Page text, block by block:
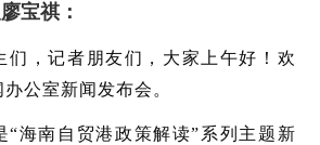
宝祺：
们，记者朋友们，大家上午好！欢
公室新闻发布会。
“海南自贸港政策解读”系列主题新